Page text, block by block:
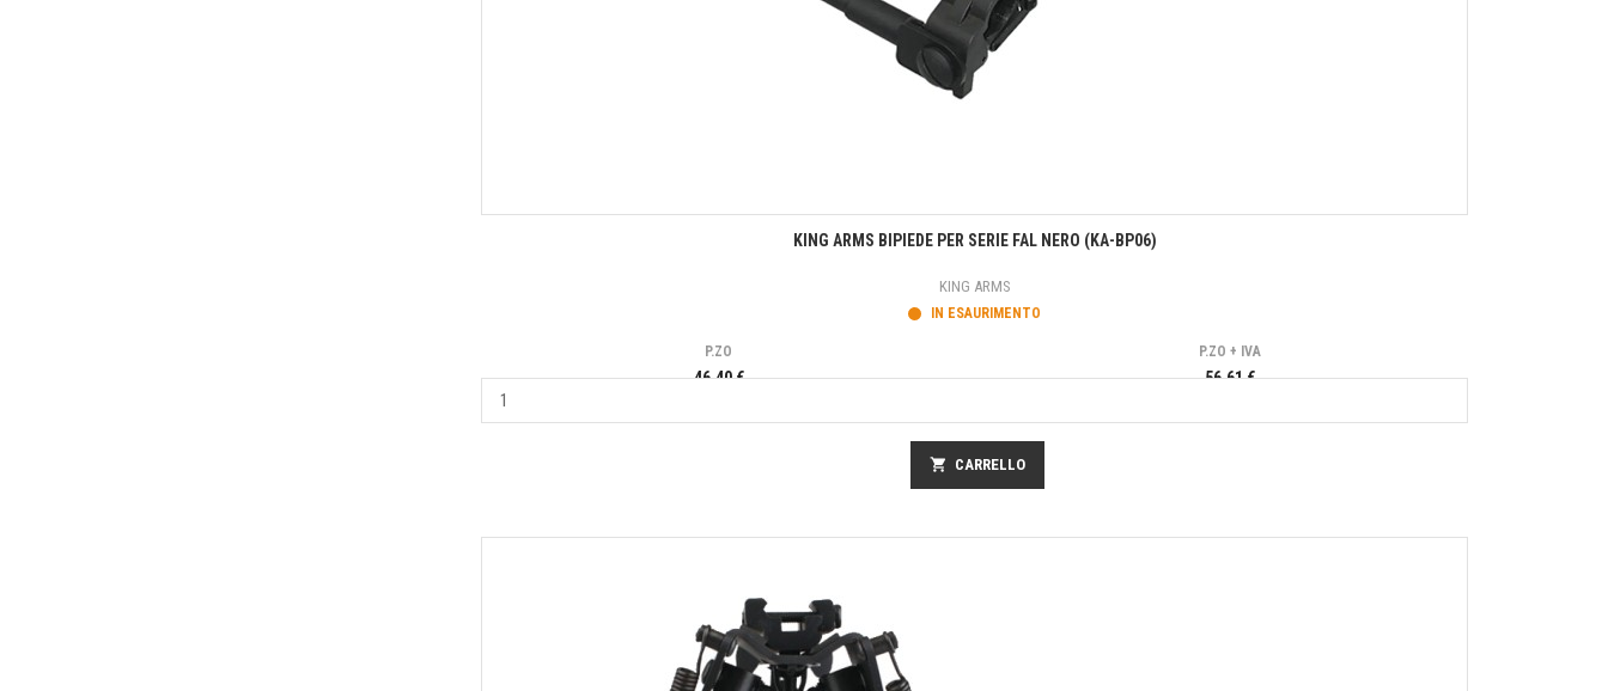
Anteprima
KING ARMS BIPIEDE PER SERIE FAL NERO (KA-BP06)
KING ARMS
IN ESAURIMENTO
P.ZO
46,40 €
P.ZO + IVA
56,61 €
shopping_cart CARRELLO